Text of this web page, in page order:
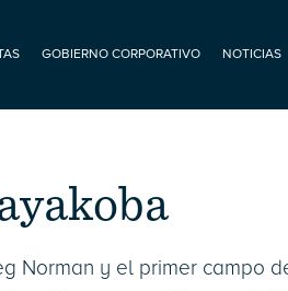
GOBIERNO CORPORATIVO NOTICIAS
Norman y el primer campo